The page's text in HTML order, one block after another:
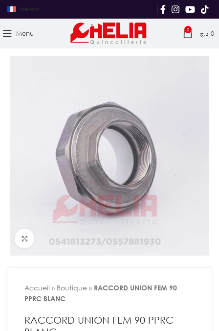
French
Menu 0 0 د.ج
Agrandir
Accueil » Boutique » RACCORD UNION FEM 90
PPRC BLANC
RACCORD UNION FEM 90 PPRC